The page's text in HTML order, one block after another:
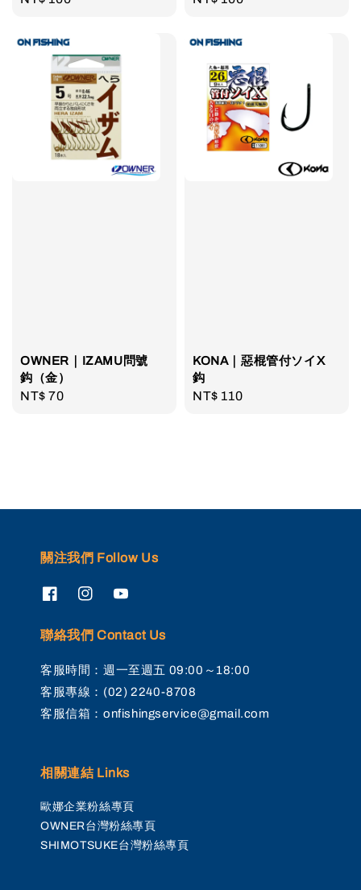
OWNER｜IZAMU問號
鈎（金）
Regular
NT$ 70
KONA｜惡棍管付ソイX
鈎
Regular
NT$ 110
關注我們 Follow Us
聯絡我們 Contact Us
客服時間：週一至週五 09:00～18:00
客服專線：(02) 2240-8708
客服信箱：onfishingservice@gmail.com
相關連結 Links
歐娜企業粉絲專頁
OWNER台灣粉絲專頁
SHIMOTSUKE台灣粉絲專頁